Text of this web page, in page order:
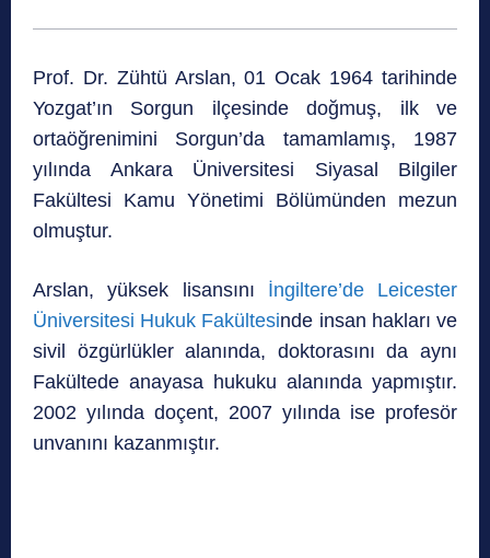
Prof. Dr. Zühtü Arslan, 01 Ocak 1964 tarihinde
Yozgat’ın Sorgun ilçesinde doğmuş, ilk ve
ortaöğrenimini Sorgun’da tamamlamış, 1987
yılında Ankara Üniversitesi Siyasal Bilgiler
Fakültesi Kamu Yönetimi Bölümünden mezun
olmuştur.
Arslan, yüksek lisansını İngiltere’de Leicester
Üniversitesi Hukuk Fakültesinde insan hakları ve
sivil özgürlükler alanında, doktorasını da aynı
Fakültede anayasa hukuku alanında yapmıştır.
2002 yılında doçent, 2007 yılında ise profesör
unvanını kazanmıştır.